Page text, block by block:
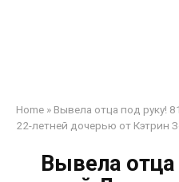
Home » Вывела отца под руку!
22-летней дочерью от Кэтрин
Вывела